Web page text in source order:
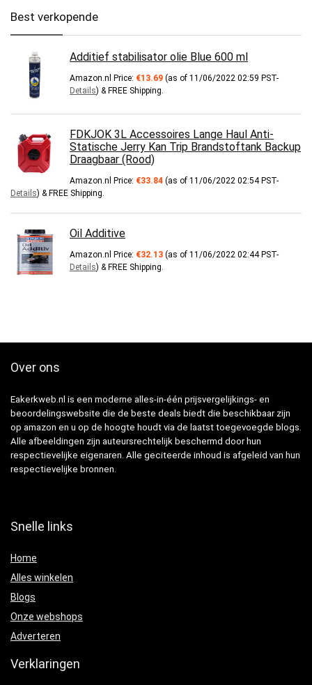
Best verkopende
Additief stabilisator olie Blue 600 ml
Amazon.nl Price: €13.69 (as of 11/06/2022 02:59 PST-
Details) & FREE Shipping.
FDKJOK 3L Accessoires Lange Haul Anti-
Statische Jerry Kan Trip Brandstoftank Backup
Draagbaar (Rood)
Amazon.nl Price: €33.84 (as of 11/06/2022 02:54 PST-
Details) & FREE Shipping.
Oil Additive
Amazon.nl Price: €32.13 (as of 11/06/2022 02:44 PST-
Details) & FREE Shipping.
Over ons
Eakerkweb.nl is een moderne alles-in-één prijsvergelijkings- en
beoordelingswebsite die de beste deals biedt die beschikbaar zijn
op amazon en u op de hoogte houdt via de laatst toegevoegde blogs.
Alle afbeeldingen zijn auteursrechtelijk beschermd door hun
respectievelijke eigenaren. Alle geciteerde inhoud is afgeleid van hun
respectievelijke bronnen.
Snelle links
Home
Alles winkelen
Blogs
Onze webshops
Adverteren
Verklaringen